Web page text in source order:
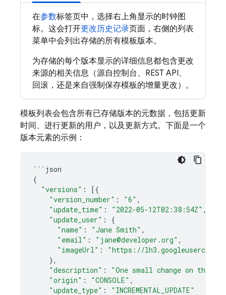
在参数标签页中，选择右上角显示的时钟图
标。这会打开更改历史记录页面，右侧的列表
菜单中会列出存储的所有模板版本。
为存储的每个版本显示的详细信息都包含更改
来源的相关信息（源自控制台、REST API、
回滚，还是来自强制保存模板的增量更改）。
模板列表会包含所有已存储版本的元数据，包括更新
时间、进行更新的用户，以及更新方式。下面是一个
版本元素的示例：
``` json
{
"versions" :
[{
"version_number" : "6" ,
"update_time" : "2022-05-12T02:38:54Z" ,
"update_user" :
{
"name" : "Jane Smith" ,
"email" : "jane@developer.org" ,
"imageUrl" :
"https://
},
"description" :
"One small change on the
"origin" : "CONSOLE" ,
"update_type" : "INCREMENTAL_UPDATE"